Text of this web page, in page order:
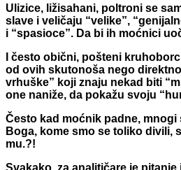
Ulizice, ližisahani, poltroni se
slave i veličaju “velike”,
i “spasioce”. Da bi ih moćnici
I često obični, pošteni
od ovih skutonoša nego
vrhuške” koji znaju nekad biti
one naniže, da pokažu svoju
Često kad moćnik padne, mnogi
Boga, kome smo se toliko divili,
mu.?!
Svakako, za analitičare je